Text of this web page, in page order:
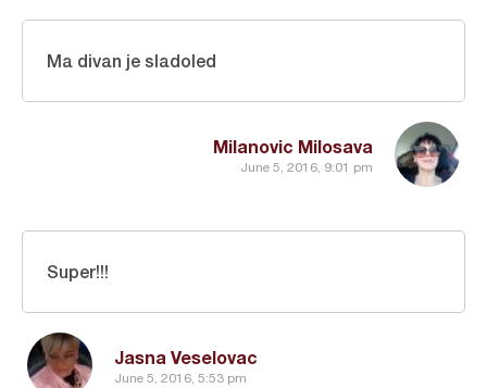
Milanovic Milosava
June 5, 2016, 9:01 pm
Ma divan je sladoled
Jasna Veselovac
June 5, 2016, 5:53 pm
Super!!!